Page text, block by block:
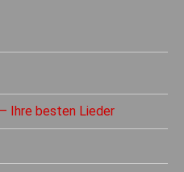
Ihre besten Lieder